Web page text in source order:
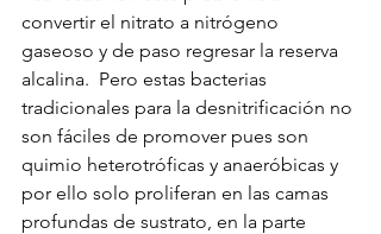
convertir el nitrato a nitrógeno
gaseoso y de paso regresar la reserva
alcalina.  Pero estas bacterias
tradicionales para la desnitrificación no
son fáciles de promover pues son
quimio heterotróficas y anaeróbicas y
por ello solo proliferan en las camas
profundas de sustrato, en la parte